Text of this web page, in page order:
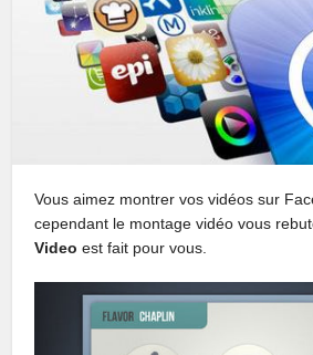
Vous aimez montrer vos vidéos sur
cependant le montage vidéo vous
Video est fait pour vous.